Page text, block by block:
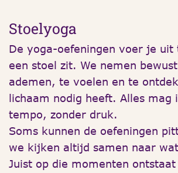
Stoelyoga
De yoga-oefeningen voer je
een stoel zit. We nemen
ademen, te voelen en te
lichaam nodig heeft. Alles mag
tempo, zonder druk.
Soms kunnen de oefeningen
we kijken altijd samen naar
Juist op die momenten